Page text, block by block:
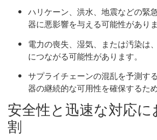
ハリケーン、洪水、地震などの緊
器に悪影響を与える可能性がありま
電力の喪失、湿気、または汚染は
につながる可能性があります。
サプライチェーンの混乱を予測す
器の継続的な可用性を確保するた
安全性と迅速な対応
割